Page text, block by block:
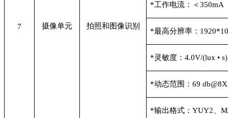
7 摄像单元 拍照和图像识别
*工作电流：＜350mA
*最高分辨率：
*灵敏度：4.0V/(lux • s)
*动态范围：69
*输出格式：YUY2、